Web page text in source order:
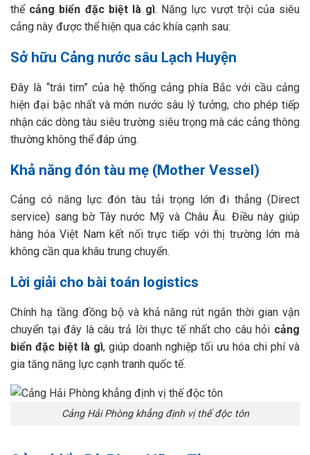
thể cảng biển đặc biệt là gì. Năng lực vượt trội của siêu
cảng này được thể hiện qua các khía cạnh sau:
Sở hữu Cảng nước sâu Lạch Huyện
Đây là “trái tim” của hệ thống cảng phía Bắc với cầu cảng
hiện đại bậc nhất và mớn nước sâu lý tưởng, cho phép tiếp
nhận các dòng tàu siêu trường siêu trọng mà các cảng thông
thường không thể đáp ứng.
Khả năng đón tàu mẹ (Mother Vessel)
Cảng có năng lực đón tàu tải trọng lớn đi thẳng (Direct
service) sang bờ Tây nước Mỹ và Châu Âu. Điều này giúp
hàng hóa Việt Nam kết nối trực tiếp với thị trường lớn mà
không cần qua khâu trung chuyển.
Lời giải cho bài toán logistics
Chính hạ tầng đồng bộ và khả năng rút ngắn thời gian vận
chuyển tại đây là câu trả lời thực tế nhất cho câu hỏi cảng
biển đặc biệt là gì, giúp doanh nghiệp tối ưu hóa chi phí và
gia tăng năng lực cạnh tranh quốc tế.
Cảng Hải Phòng khẳng định vị thế độc tôn